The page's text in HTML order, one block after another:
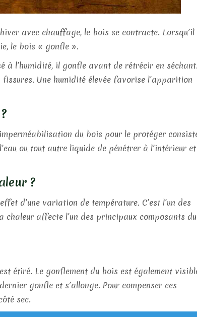
avec chauffage, le bois se contracte. Lorsqu’il
le bois « gonfle ».
à l’humidité, il gonfle avant de rétrécir en
Une humidité élevée favorise l’apparition
du bois pour le protéger
ou tout autre liquide de pénétrer à l’intérieur et
?
d’une variation de température. C’est l’un des
affecte l’un des principaux composants du
étiré. Le gonflement du bois est également
gonfle et s’allonge. Pour compenser ces
sec.